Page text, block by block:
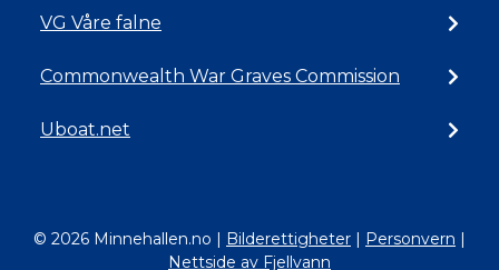
VG Våre falne
Commonwealth War Graves Commission
Uboat.net
© 2026 Minnehallen.no | Bilderettigheter | Personvern |
Nettside av Fjellvann